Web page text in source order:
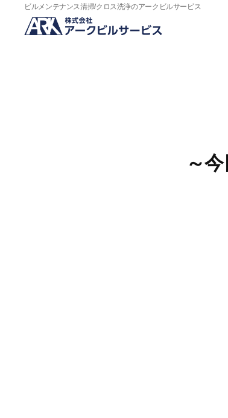
ビルメンテナンス清掃/クロス洗浄のアークビルサービス
～